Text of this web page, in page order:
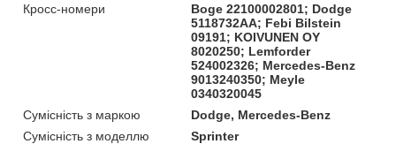
Кросс-номери
Boge 22100002801; Dodge
5118732AA; Febi Bilstein
09191; KOIVUNEN OY
8020250; Lemforder
524002326; Mercedes-Benz
9013240350; Meyle
0340320045
Сумісність з маркою
Dodge, Mercedes-Benz
Сумісність з моделлю
Sprinter